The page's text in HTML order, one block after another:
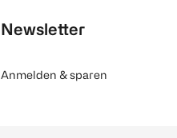
Newsletter
Anmelden & sparen